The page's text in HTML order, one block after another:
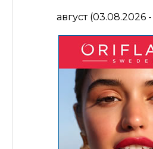
август (03.08.2026